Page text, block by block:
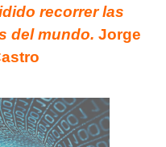
recorrer las
del mundo. Jorge